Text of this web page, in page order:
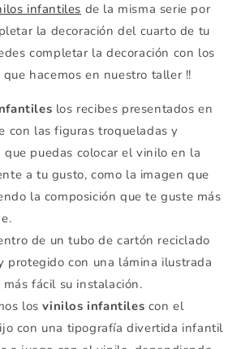
infantiles de la misma serie por
la decoración del cuarto de tu
completar la decoración con los
hacemos en nuestro taller !!
los recibes presentados en
con las figuras troqueladas y
que puedas colocar el vinilo en la
a tu gusto, como la imagen que
la composición que te guste más
de un tubo de cartón reciclado
protegido con una lámina ilustrada
fácil su instalación.
losvinilos infantiles con el
con una tipografía divertida infantil